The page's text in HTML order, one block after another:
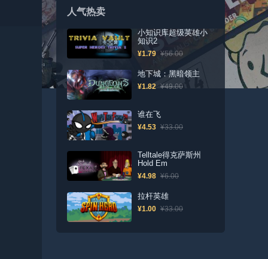
人气热卖
小知识库超级英雄小
知识2
¥1.79 ¥56.00
地下城：黑暗领主
¥1.82 ¥49.00
谁在飞
¥4.53 ¥33.00
Telltale得克萨斯州
Hold Em
¥4.98 ¥6.00
拉杆英雄
¥1.00 ¥33.00